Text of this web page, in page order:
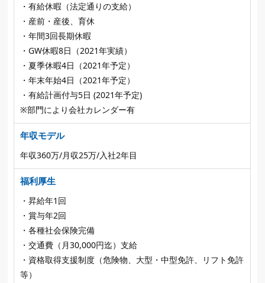
・有給休暇（法定通りの支給）
・産前・産後、育休
・年間3回長期休暇
・GW休暇8日（2021年実績）
・夏季休暇4日（2021年予定）
・年末年始4日（2021年予定）
・有給計画付与5日 (2021年予定)
※部門により会社カレンダー有
年収モデル
年収360万/月収25万/入社2年目
福利厚生
・昇給年1回
・賞与年2回
・各種社会保険完備
・交通費（月30,000円迄）支給
・資格取得支援制度（危険物、大型・中型免許、リフト免許
等）